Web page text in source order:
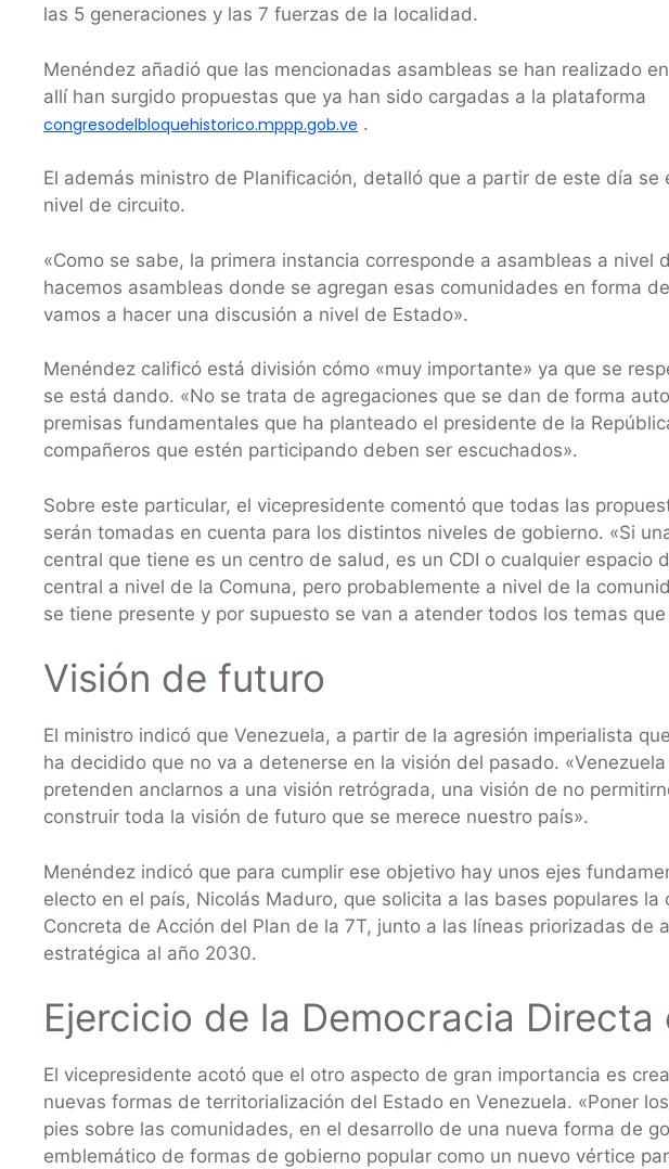
las 5 generaciones y las 7 fuerzas de la localidad.
Menéndez añadió que las mencionadas asambleas se han realizado
allí han surgido propuestas que ya han sido cargadas a la plataforma
congresodelbloquehistorico.mppp.gob.ve .
El además ministro de Planificación, detalló que a partir de este día se
nivel de circuito.
«Como se sabe, la primera instancia corresponde a asambleas a nivel
hacemos asambleas donde se agregan esas comunidades en forma
vamos a hacer una discusión a nivel de Estado».
Menéndez calificó está división cómo «muy importante» ya que se
se está dando. «No se trata de agregaciones que se dan de forma
premisas fundamentales que ha planteado el presidente de la
compañeros que estén participando deben ser escuchados».
Sobre este particular, el vicepresidente comentó que todas las
serán tomadas en cuenta para los distintos niveles de gobierno. «Si
central que tiene es un centro de salud, es un CDI o cualquier espacio
central a nivel de la Comuna, pero probablemente a nivel de la
se tiene presente y por supuesto se van a atender todos los temas
Visión de futuro
El ministro indicó que Venezuela, a partir de la agresión imperialista
ha decidido que no va a detenerse en la visión del pasado.
pretenden anclarnos a una visión retrógrada, una visión de no
construir toda la visión de futuro que se merece nuestro país».
Menéndez indicó que para cumplir ese objetivo hay unos ejes
electo en el país, Nicolás Maduro, que solicita a las bases populares
Concreta de Acción del Plan de la 7T, junto a las líneas priorizadas de
estratégica al año 2030.
Ejercicio de la Democracia Directa
El vicepresidente acotó que el otro aspecto de gran importancia es
nuevas formas de territorialización del Estado en Venezuela. «Poner
pies sobre las comunidades, en el desarrollo de una nueva forma de
emblemático de formas de gobierno popular como un nuevo vértice